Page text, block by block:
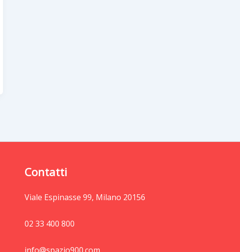
Contatti
Viale Espinasse 99, Milano 20156
02 33 400 800